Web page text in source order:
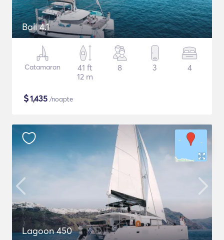
Bali 4.1
Catamaran
41 ft
12 m
8 3 4
$1,435 /noapte
Lagoon 450